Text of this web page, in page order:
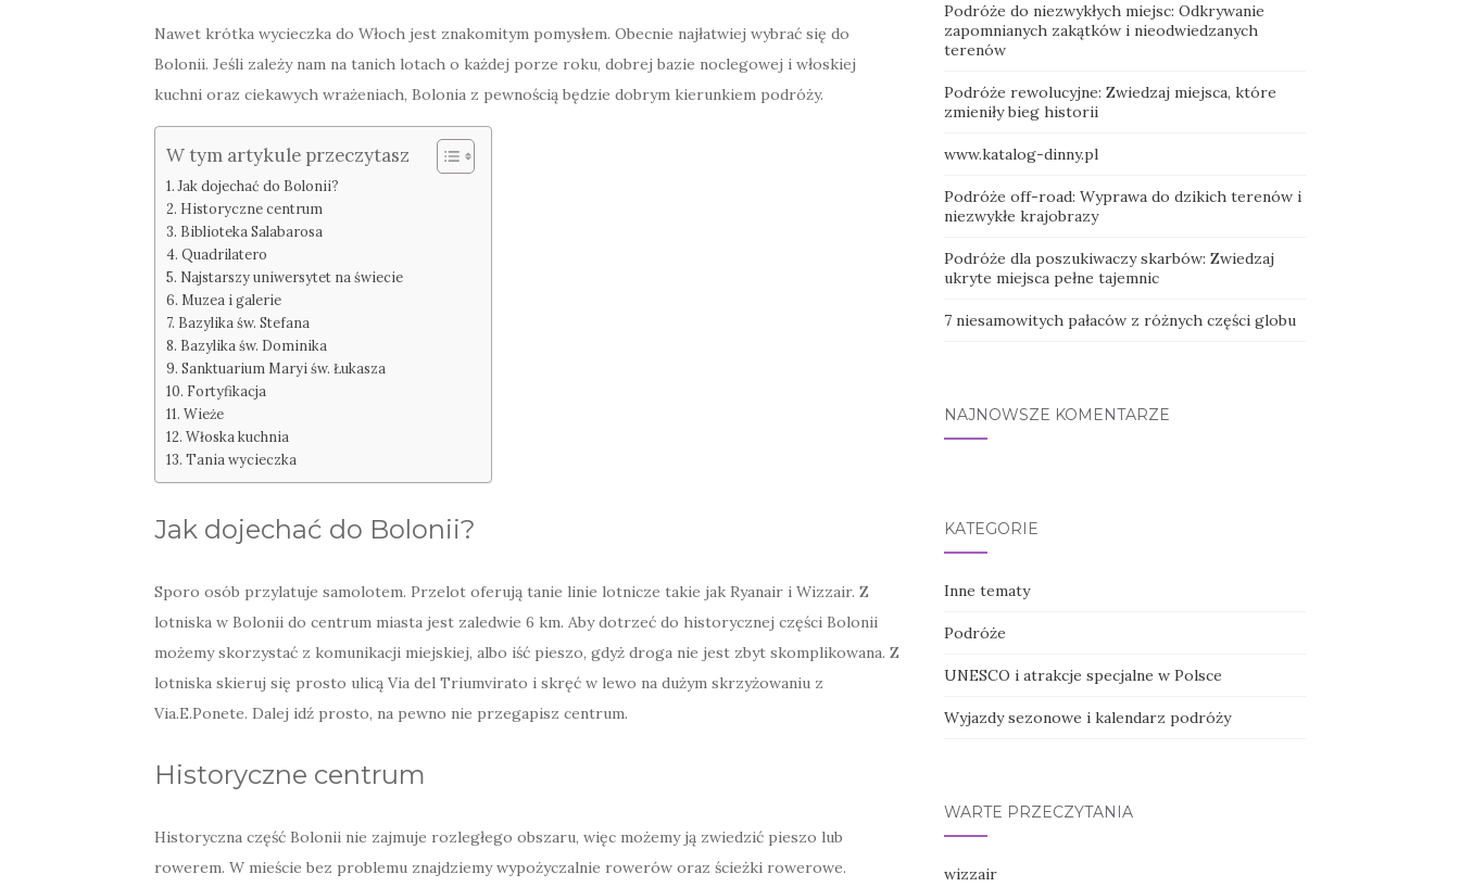
Nawet krótka wycieczka do Włoch jest znakomitym pomysłem. Obecnie najłatwiej wybrać się do
Bolonii. Jeśli zależy nam na tanich lotach o każdej porze roku, dobrej bazie noclegowej i włoskiej
kuchni oraz ciekawych wrażeniach, Bolonia z pewnością będzie dobrym kierunkiem podróży.
W tym artykule przeczytasz
Jak dojechać do Bolonii?
Historyczne centrum
Biblioteka Salabarosa
Quadrilatero
Najstarszy uniwersytet na świecie
Muzea i galerie
Bazylika św. Stefana
Bazylika św. Dominika
Sanktuarium Maryi św. Łukasza
Fortyfikacja
Wieże
Włoska kuchnia
Tania wycieczka
Jak dojechać do Bolonii?
Sporo osób przylatuje samolotem. Przelot oferują tanie linie lotnicze takie jak Ryanair i Wizzair. Z
lotniska w Bolonii do centrum miasta jest zaledwie 6 km. Aby dotrzeć do historycznej części Bolonii
możemy skorzystać z komunikacji miejskiej, albo iść pieszo, gdyż droga nie jest zbyt skomplikowana. Z
lotniska skieruj się prosto ulicą Via del Triumvirato i skręć w lewo na dużym skrzyżowaniu z
Via.E.Ponete. Dalej idź prosto, na pewno nie przegapisz centrum.
Historyczne centrum
Historyczna część Bolonii nie zajmuje rozległego obszaru, więc możemy ją zwiedzić pieszo lub
rowerem. W mieście bez problemu znajdziemy wypożyczalnie rowerów oraz ścieżki rowerowe.
Podróże do niezwykłych miejsc: Odkrywanie
zapomnianych zakątków i nieodwiedzanych
terenów
Podróże rewolucyjne: Zwiedzaj miejsca, które
zmieniły bieg historii
www.katalog-dinny.pl
Podróże off-road: Wyprawa do dzikich terenów i
niezwykłe krajobrazy
Podróże dla poszukiwaczy skarbów: Zwiedzaj
ukryte miejsca pełne tajemnic
7 niesamowitych pałaców z różnych części globu
NAJNOWSZE KOMENTARZE
KATEGORIE
Inne tematy
Podróże
UNESCO i atrakcje specjalne w Polsce
Wyjazdy sezonowe i kalendarz podróży
WARTE PRZECZYTANIA
wizzair